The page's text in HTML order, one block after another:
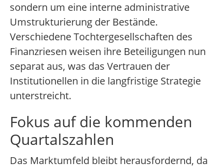
sondern um eine interne administrative
Umstrukturierung der Bestände.
Verschiedene Tochtergesellschaften des
Finanzriesen weisen ihre Beteiligungen nun
separat aus, was das Vertrauen der
Institutionellen in die langfristige Strategie
unterstreicht.
Fokus auf die kommenden
Quartalszahlen
Das Marktumfeld bleibt herausfordernd, da